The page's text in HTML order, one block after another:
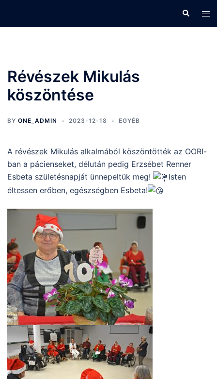
Search
Révészek Mikulás
köszöntése
BY ONE_ADMIN 2023-12-18 EGYÉB
A révészek Mikulás alkalmából köszöntötték az OORI-
ban a pácienseket, délután pedig Erzsébet Renner
Esbeta születésnapját ünnepeltük meg!
Isten
éltessen erőben, egészségben Esbeta!